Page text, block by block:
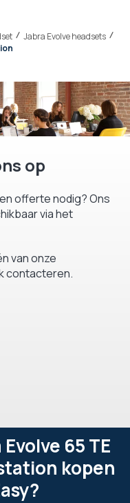
Jabra Evolve headsets
op
offerte nodig? Ons
via het
van onze
contacteren.
65 TE
kopen